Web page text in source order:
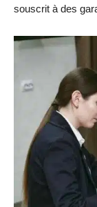
souscrit à des